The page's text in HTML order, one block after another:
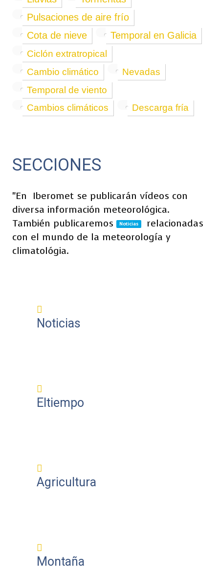
Pulsaciones de aire frío
Cota de nieve
Temporal en Galicia
Ciclón extratropical
Cambio climático
Nevadas
Temporal de viento
Cambios climáticos Descarga fría
SECCIONES
"En
Iberomet se publicarán vídeos con
diversa información meteorológica.
También publicaremos
Noticias
relacionadas
con el mundo de la meteorología y
climatológia.
Noticias
Eltiempo
Agricultura
Montaña